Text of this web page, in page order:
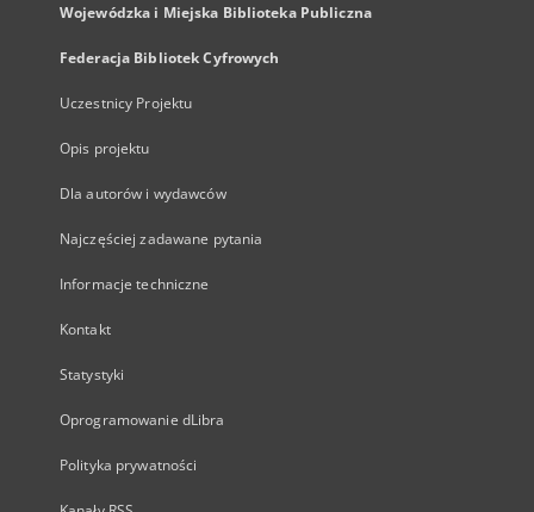
Wojewódzka i Miejska Biblioteka Publiczna
Federacja Bibliotek Cyfrowych
Uczestnicy Projektu
Opis projektu
Dla autorów i wydawców
Najczęściej zadawane pytania
Informacje techniczne
Kontakt
Statystyki
Oprogramowanie dLibra
Polityka prywatności